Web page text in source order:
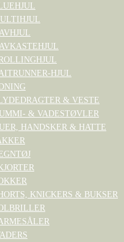
HJUL
& VESTE
& VADESTØVLER
HANDSKER & HATTE
KNICKERS & BUKSER